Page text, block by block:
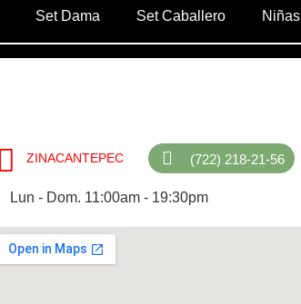
Set Dama Set Caballero Niñas
ZINACANTEPEC (722) 218-21-56
Lun - Dom. 11:00am - 19:30pm